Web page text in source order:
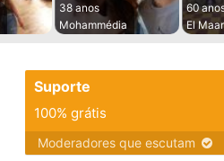
38 anos
Mohammédia
60
El
Suporte
100% grátis
Moderadores que escutam